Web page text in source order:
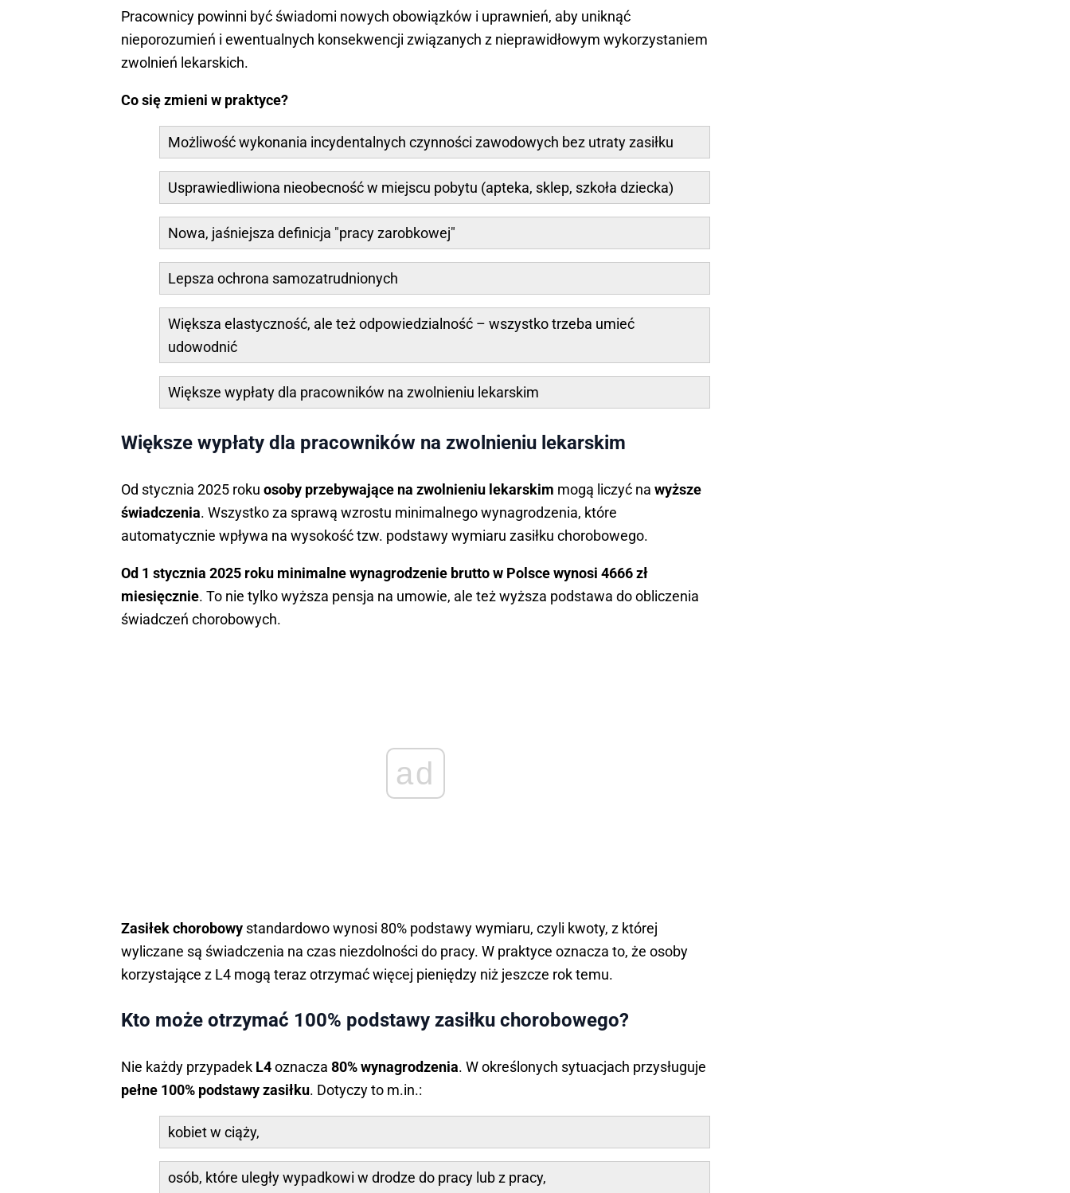
Pracownicy powinni być świadomi nowych obowiązków i uprawnień, aby uniknąć
nieporozumień i ewentualnych konsekwencji związanych z nieprawidłowym wykorzystaniem
zwolnień lekarskich.
Co się zmieni w praktyce?
Możliwość wykonania incydentalnych czynności zawodowych bez utraty zasiłku
Usprawiedliwiona nieobecność w miejscu pobytu (apteka, sklep, szkoła dziecka)
Nowa, jaśniejsza definicja "pracy zarobkowej"
Lepsza ochrona samozatrudnionych
Większa elastyczność, ale też odpowiedzialność – wszystko trzeba umieć
udowodnić
Większe wypłaty dla pracowników na zwolnieniu lekarskim
Większe wypłaty dla pracowników na zwolnieniu lekarskim
Od stycznia 2025 roku osoby przebywające na zwolnieniu lekarskim mogą liczyć na wyższe
świadczenia. Wszystko za sprawą wzrostu minimalnego wynagrodzenia, które
automatycznie wpływa na wysokość tzw. podstawy wymiaru zasiłku chorobowego.
Od 1 stycznia 2025 roku minimalne wynagrodzenie brutto w Polsce wynosi 4666 zł
miesięcznie. To nie tylko wyższa pensja na umowie, ale też wyższa podstawa do obliczenia
świadczeń chorobowych.
ad
Zasiłek chorobowy standardowo wynosi 80% podstawy wymiaru, czyli kwoty, z której
wyliczane są świadczenia na czas niezdolności do pracy. W praktyce oznacza to, że osoby
korzystające z L4 mogą teraz otrzymać więcej pieniędzy niż jeszcze rok temu.
Kto może otrzymać 100% podstawy zasiłku chorobowego?
Nie każdy przypadek L4oznacza 80% wynagrodzenia. W określonych sytuacjach przysługuje
pełne 100% podstawy zasiłku. Dotyczy to m.in.:
kobiet w ciąży,
osób, które uległy wypadkowi w drodze do pracy lub z pracy,